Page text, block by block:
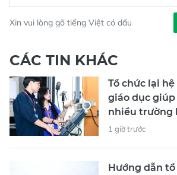
Xin vui lòng gõ tiếng Việt có dấu
CÁC TIN KHÁC
Tổ chức lại
giáo dục
nhiều trường
1 giờ trước
Hướng dẫn